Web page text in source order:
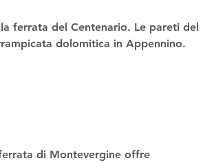
ferrata del Centenario. Le pareti del
dolomitica in Appennino.
di Montevergine offre